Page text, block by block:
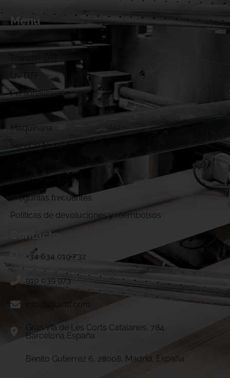
Menú
UV DTF
Personalización
Maquinaria
Servicio técnico
¿Cómo funcionamos?
Preguntas frecuentes
Politicas de devoluciones y reembolsos
Contacto
+34 634 019 732
910 039 973
info@vivadtf.com
Gran Vía de Les Corts Catalanes, 784.
Barcelona,España
Benito Gutierrez 6, 28008, Madrid, España